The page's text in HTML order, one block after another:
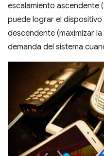
escalamiento ascendente
puede lograr el
descendente (maximizar
demanda del sistema